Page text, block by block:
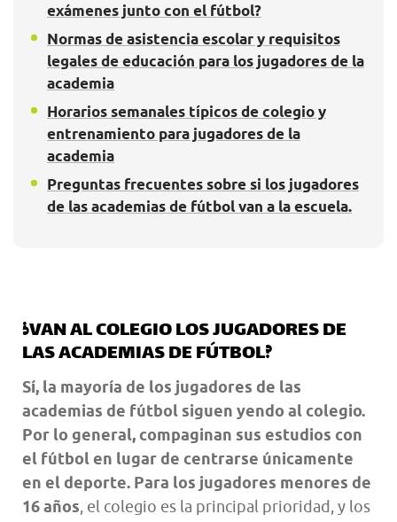
exámenes junto con el fútbol?
Normas de asistencia escolar y requisitos
legales de educación para los jugadores de la
academia
Horarios semanales típicos de colegio y
entrenamiento para jugadores de la
academia
Preguntas frecuentes sobre si los jugadores
de las academias de fútbol van a la escuela.
¿VAN AL COLEGIO LOS JUGADORES DE
LAS ACADEMIAS DE FÚTBOL?
Sí, la mayoría de los jugadores de las
academias de fútbol siguen yendo al colegio.
Por lo general, compaginan sus estudios con
el fútbol en lugar de centrarse únicamente
en el deporte. Para los jugadores menores de
16 años, el colegio es la principal prioridad, y los